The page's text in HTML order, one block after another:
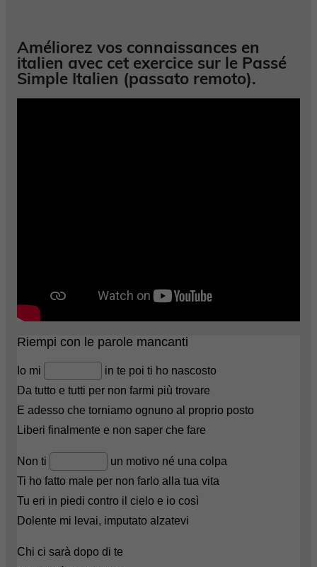
Améliorez vos connaissances en
italien avec cet exercice sur le Passé
Simple Italien (passato remoto).